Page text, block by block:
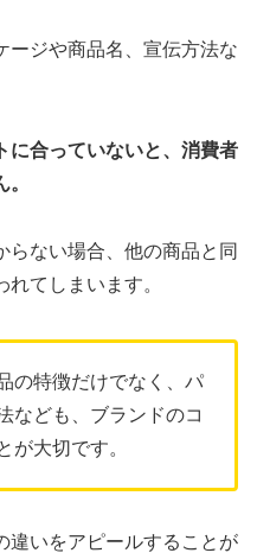
ージや商品名、宣伝方法な
に合っていないと、消費者
らない場合、他の商品と同
てしまいます。
の特徴だけでなく、パ
なども、ブランドのコ
が大切です。
違いをアピールすることが